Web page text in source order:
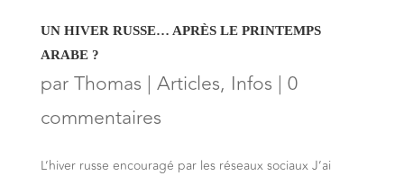
UN HIVER RUSSE… APRÈS LE PRINTEMPS
ARABE ?
parThomas | Articles, Infos | 0
commentaires
L’hiver russe encouragé par les réseaux sociaux J’ai